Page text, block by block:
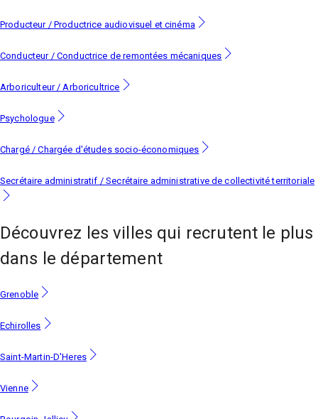
Producteur / Productrice audiovisuel et cinéma
Conducteur / Conductrice de remontées mécaniques
Arboriculteur / Arboricultrice
Psychologue
Chargé / Chargée d'études socio-économiques
Secrétaire administratif / Secrétaire administrative de collectivité territoriale
Découvrez les villes qui recrutent le plus
dans le département
Grenoble
Echirolles
Saint-Martin-D'Heres
Vienne